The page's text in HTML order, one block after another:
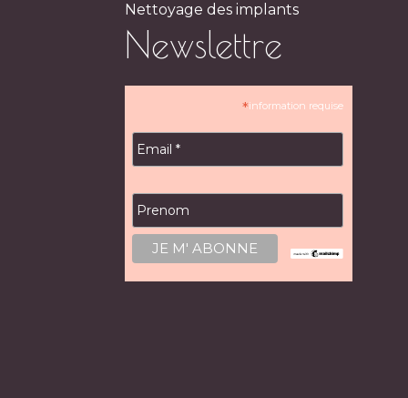
Nettoyage des implants
Newslettre
*information requise